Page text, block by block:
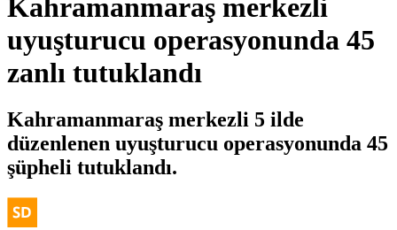
Kahramanmaraş merkezli
uyuşturucu operasyonunda 45
zanlı tutuklandı
Kahramanmaraş merkezli 5 ilde
düzenlenen uyuşturucu operasyonunda 45
şüpheli tutuklandı.